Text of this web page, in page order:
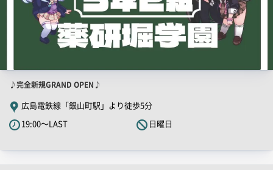
店
舗
PR
キ
♪完全新規GRAND OPEN♪
広島電鉄線「銀山町駅」より徒歩5分
19:00～LAST
日曜日